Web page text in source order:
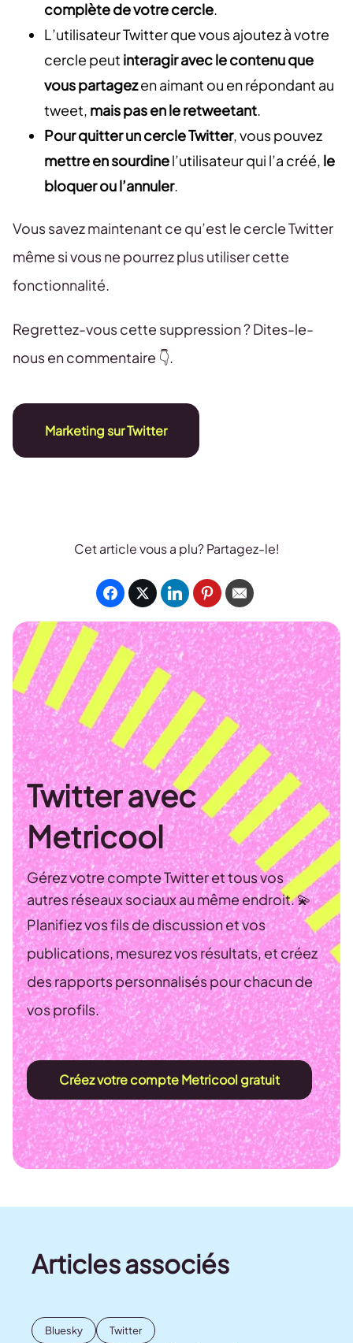
complète de votre cercle.
L’utilisateur Twitter que vous ajoutez à votre
cercle peut interagir avec le contenu que
vous partagezen aimant ou en répondant au
tweet, mais pas en le retweetant.
Pour quitter un cercle Twitter, vous pouvez
mettre en sourdinel’utilisateur qui l’a créé, le
bloquer ou l’annuler.
Vous savez maintenant ce qu’est le cercle Twitter
même si vous ne pourrez plus utiliser cette
fonctionnalité.
Regrettez-vous cette suppression ? Dites-le-
nous en commentaire 👇.
Marketing sur Twitter
Cet article vous a plu? Partagez-le!
Twitter avec
Metricool
Gérez votre compte Twitter et tous vos
autres réseaux sociaux au même endroit. 💫
Planifiez vos fils de discussion et vos
publications, mesurez vos résultats, et créez
des rapports personnalisés pour chacun de
vos profils.
Créez votre compte Metricool gratuit
Articles associés
Bluesky Twitter